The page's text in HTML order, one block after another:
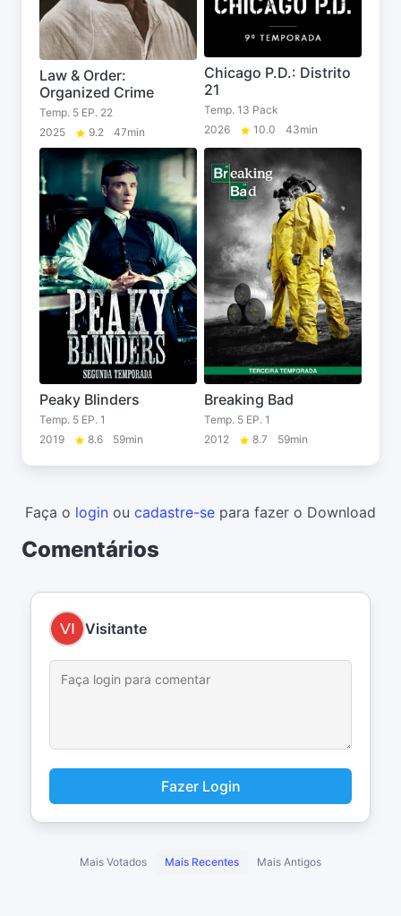
Law & Order:
Organized Crime
Temp. 5 EP. 22
2025
9.2 47min
Chicago P.D.: Distrito
21
Temp. 13 Pack
2026
10.0 43min
Peaky Blinders
Temp. 5 EP. 1
2019
8.6 59min
Breaking Bad
Temp. 5 EP. 1
2012
8.7 59min
Faça o login ou cadastre-se para fazer o Download
Comentários
Visitante
Fazer Login
Mais Votados Mais Recentes Mais Antigos